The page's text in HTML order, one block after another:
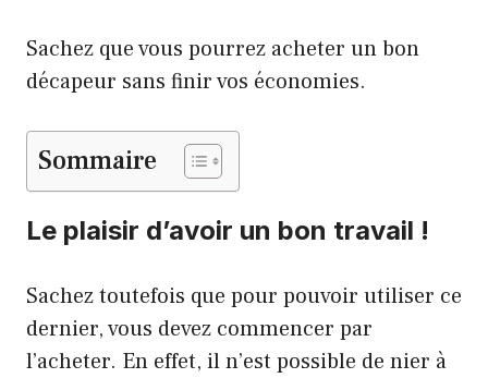
Sachez que vous pourrez acheter un bon
décapeur sans finir vos économies.
Sommaire
Le plaisir d’avoir un bon travail !
Sachez toutefois que pour pouvoir utiliser ce
dernier, vous devez commencer par
l’acheter. En effet, il n’est possible de nier à